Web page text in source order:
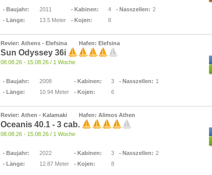
Baujahr:
2011
Länge:
13.5 Meter
Kabinen:
4
Kojen:
8
Nasszellen: 2
Revier: Athens - Elefsina Hafen: Elefsina
Sun Odyssey 36i
08.08.26 - 15.08.26 / 1 Woche
Baujahr:
2008
Länge:
10.94 Meter
Kabinen:
3
Kojen:
6
Nasszellen: 1
Revier: Athen - Kalamaki Hafen: Alimos Athen
Oceanis 40.1 - 3 cab.
08.08.26 - 15.08.26 / 1 Woche
Baujahr:
2022
Länge:
12.87 Meter
Kabinen:
3
Kojen:
8
Nasszellen: 2